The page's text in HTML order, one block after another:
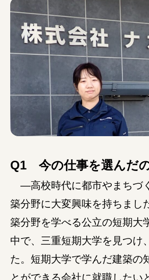
お問い合わせ
個人情報保護方針
みえの就職情報関連サイ
美し国みえ 移住ポータルサイト
おしごと広場みえ
みえの企業まるわかりNAVI
みえの仕事マッチングサイト
マイチャレ三重
Q1 今の仕事を選んだ
―高校時代に都市やまちづ
築分野に大変興味を持ちまし
築分野を学べる公立の短期大
中で、三重短期大学を見つけ
た。短期大学で学んだ建築の
とができる会社に就職したい